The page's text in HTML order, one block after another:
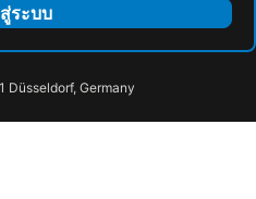
เซนต์มิเชลบริดจ์
ระบบ
Düsseldorf, Germany